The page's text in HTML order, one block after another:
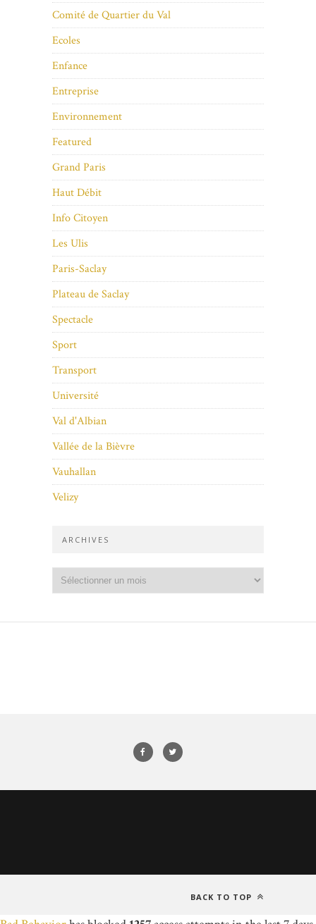
Comité de Quartier du Val
Ecoles
Enfance
Entreprise
Environnement
Featured
Grand Paris
Haut Débit
Info Citoyen
Les Ulis
Paris-Saclay
Plateau de Saclay
Spectacle
Sport
Transport
Université
Val d'Albian
Vallée de la Bièvre
Vauhallan
Velizy
ARCHIVES
BACK TO TOP